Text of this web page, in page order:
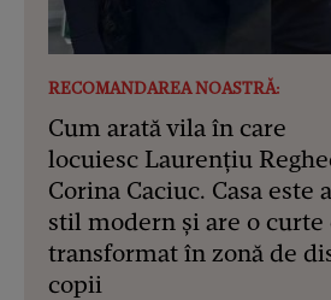
RECOMANDAREA NOASTRĂ:
Cum arată vila în care
locuiesc Laurențiu
Corina Caciuc. Casa este
stil modern și are o curte
transformat în zonă de
copii